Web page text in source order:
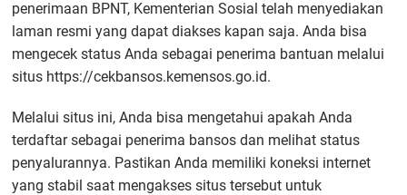
penerimaan BPNT, Kementerian Sosial telah menyediakan
laman resmi yang dapat diakses kapan saja. Anda bisa
mengecek status Anda sebagai penerima bantuan melalui
situs https://cekbansos.kemensos.go.id.
Melalui situs ini, Anda bisa mengetahui apakah Anda
terdaftar sebagai penerima bansos dan melihat status
penyalurannya. Pastikan Anda memiliki koneksi internet
yang stabil saat mengakses situs tersebut untuk